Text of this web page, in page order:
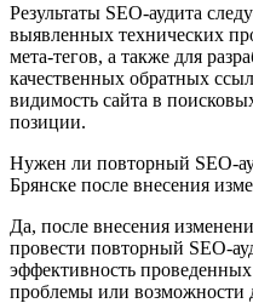
Результаты SEO-аудита
выявленных технических
мета-тегов, а также для
качественных обратных
видимость сайта в
позиции.
Нужен ли повторный SEO-
Брянске после внесения
Да, после внесения
провести повторный SEO-
эффективность
проблемы или возможности